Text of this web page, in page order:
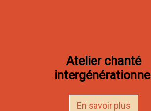
Atelier chanté
intergénérationnel
En savoir plus